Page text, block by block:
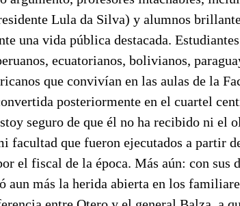
Lula da Silva) y alumnos
una vida pública destacada.
ecuatorianos, bolivianos,
que convivían en las aulas de la
posteriormente en el cuartel
seguro de que él no ha recibido ni el
facultad que fueron ejecutados a partir
el fiscal de la época. Más aún: con sus
aun más la herida abierta en los